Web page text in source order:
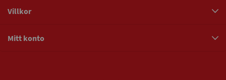
Villkor
Mitt konto